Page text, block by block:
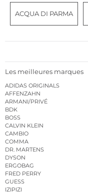
ACQUA DI PARMA
Les meilleures marques
ADIDAS ORIGINALS
AFFENZAHN
ARMANI/PRIVÉ
BDK
BOSS
CALVIN KLEIN
CAMBIO
COMMA
DR. MARTENS
DYSON
ERGOBAG
FRED PERRY
GUESS
IZIPIZI